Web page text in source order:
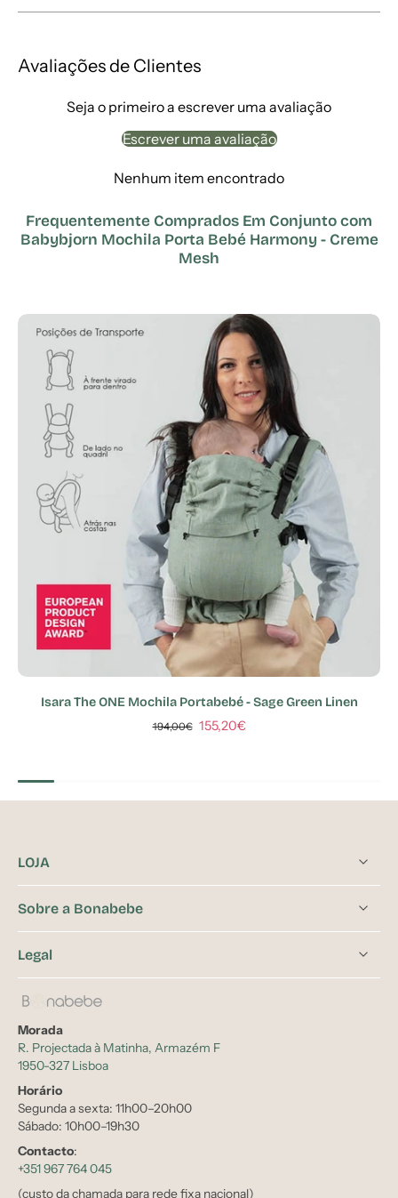
Avaliações de Clientes
Seja o primeiro a escrever uma avaliação
Escrever uma avaliação
Nenhum item encontrado
Frequentemente Comprados Em Conjunto com
Babybjorn Mochila Porta Bebé Harmony - Creme
Mesh
Isara The ONE Mochila Portabebé - Sage Green Linen
194,00€ 155,20€
LOJA
Sobre a Bonabebe
Legal
Morada
R. Projectada à Matinha, Armazém F
1950-327 Lisboa
Horário
Segunda a sexta: 11h00–20h00
Sábado: 10h00–19h30
Contacto:
+351 967 764 045
(custo da chamada para rede fixa nacional)